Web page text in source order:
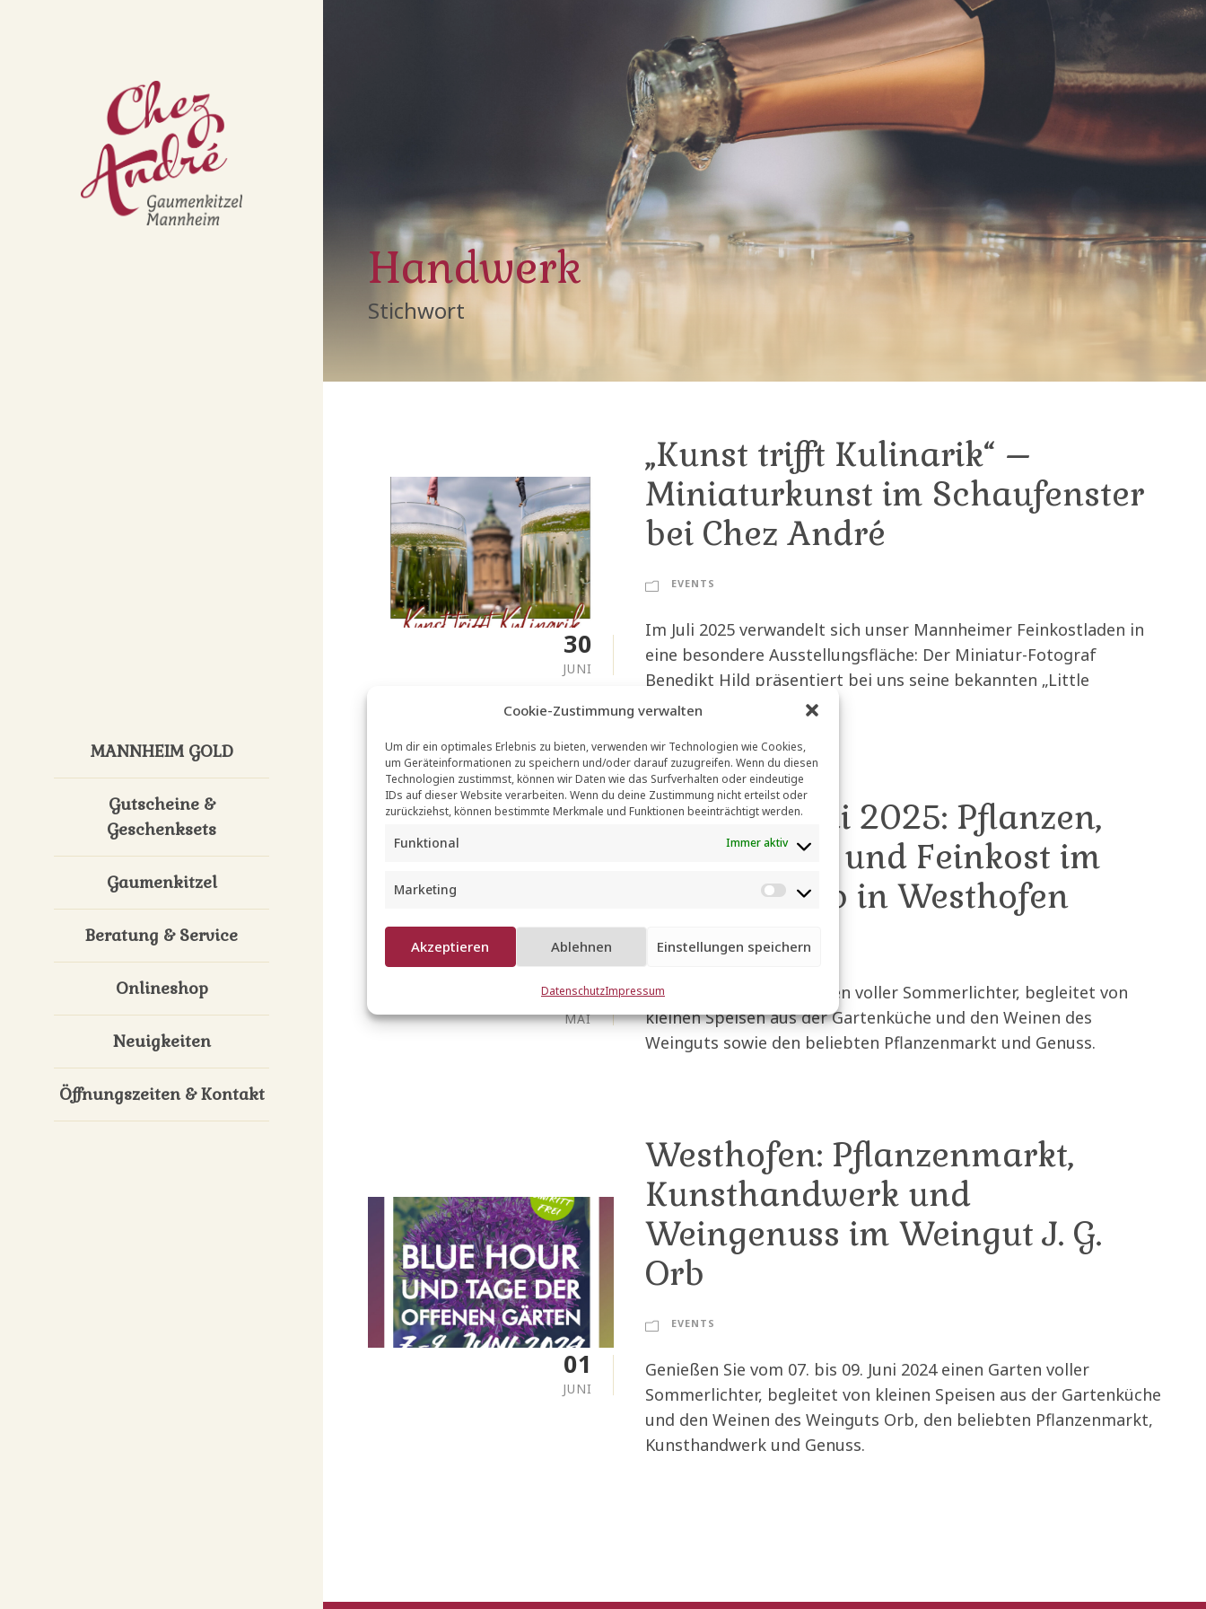
Cookie-Zustimmung verwalten
Um dir ein optimales Erlebnis zu bieten, verwenden wir Technologien wie Cookies,
um Geräteinformationen zu speichern und/oder darauf zuzugreifen. Wenn du diesen
Technologien zustimmst, können wir Daten wie das Surfverhalten oder eindeutige
IDs auf dieser Website verarbeiten. Wenn du deine Zustimmung nicht erteilst oder
zurückziehst, können bestimmte Merkmale und Funktionen beeinträchtigt werden.
Funktional Immer aktiv
Marketing
M
r
t
i
Akzeptieren Ablehnen Einstellungen speichern
DatenschutzImpressum
MANNHEIM GOLD
Gutscheine &
Geschenksets
Gaumenkitzel
Beratung & Service
Onlineshop
Neuigkeiten
Öffnungszeiten & Kontakt
Handwerk
Stichwort
30
JUNI
„Kunst trifft Kulinarik“ –
Miniaturkunst im Schaufenster
bei Chez André
EVENTS
Im Juli 2025 verwandelt sich unser Mannheimer Feinkostladen in
eine besondere Ausstellungsfläche: Der Miniatur-Fotograf
Benedikt Hild präsentiert bei uns seine bekannten „Little
Mannheim“-Motive.
12
MAI
24. – 25. Mai 2025: Pflanzen,
Kunst, Wein und Feinkost im
Weingut Orb in Westhofen
EVENTS
Genießen Sie einen Garten voller Sommerlichter, begleitet von
kleinen Speisen aus der Gartenküche und den Weinen des
Weinguts sowie den beliebten Pflanzenmarkt und Genuss.
01
JUNI
Westhofen: Pflanzenmarkt,
Kunsthandwerk und
Weingenuss im Weingut J. G.
Orb
EVENTS
Genießen Sie vom 07. bis 09. Juni 2024 einen Garten voller
Sommerlichter, begleitet von kleinen Speisen aus der Gartenküche
und den Weinen des Weinguts Orb, den beliebten Pflanzenmarkt,
Kunsthandwerk und Genuss.